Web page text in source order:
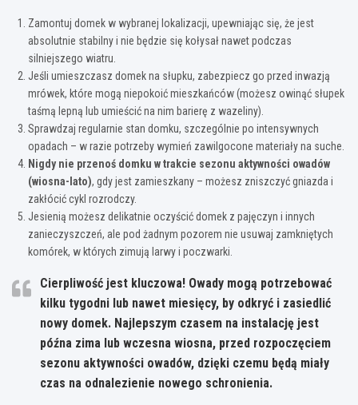
Zamontuj domek w wybranej lokalizacji, upewniając się, że jest
absolutnie stabilny i nie będzie się kołysał nawet podczas
silniejszego wiatru.
Jeśli umieszczasz domek na słupku, zabezpiecz go przed inwazją
mrówek, które mogą niepokoić mieszkańców (możesz owinąć słupek
taśmą lepną lub umieścić na nim barierę z wazeliny).
Sprawdzaj regularnie stan domku, szczególnie po intensywnych
opadach – w razie potrzeby wymień zawilgocone materiały na suche.
Nigdy nie przenoś domku w trakcie sezonu aktywności owadów
(wiosna-lato), gdy jest zamieszkany – możesz zniszczyć gniazda i
zakłócić cykl rozrodczy.
Jesienią możesz delikatnie oczyścić domek z pajęczyn i innych
zanieczyszczeń, ale pod żadnym pozorem nie usuwaj zamkniętych
komórek, w których zimują larwy i poczwarki.
Cierpliwość jest kluczowa! Owady mogą potrzebować
kilku tygodni lub nawet miesięcy, by odkryć i zasiedlić
nowy domek. Najlepszym czasem na instalację jest
późna zima lub wczesna wiosna, przed rozpoczęciem
sezonu aktywności owadów, dzięki czemu będą miały
czas na odnalezienie nowego schronienia.